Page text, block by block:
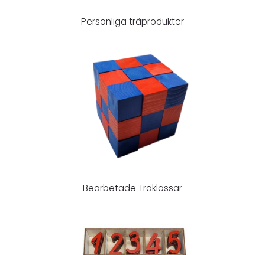
Personliga träprodukter
Bearbetade Träklossar